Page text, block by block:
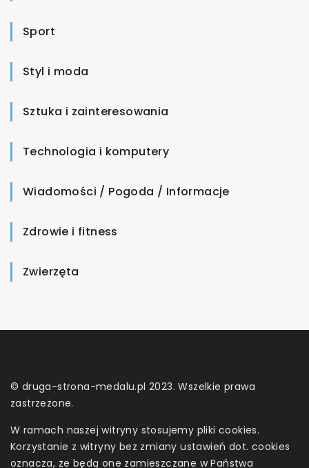
Sport
Styl i moda
Sztuka i zainteresowania
Technologia i komputery
Wiadomości / Pogoda / Informacje
Zdrowie i fitness
Zwierzęta
© druga-strona-medalu.pl 2023. Wszelkie prawa
zastrzeżone.
W ramach naszej witryny stosujemy pliki cookies.
Korzystanie z witryny bez zmiany ustawień dot. cookies
oznacza, że będą one zamieszczane w Państwa